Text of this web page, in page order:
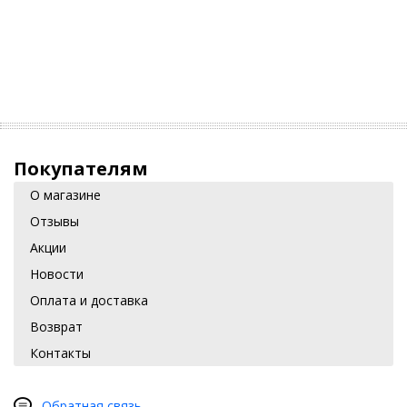
Покупателям
О магазине
Отзывы
Акции
Новости
Оплата и доставка
Возврат
Контакты